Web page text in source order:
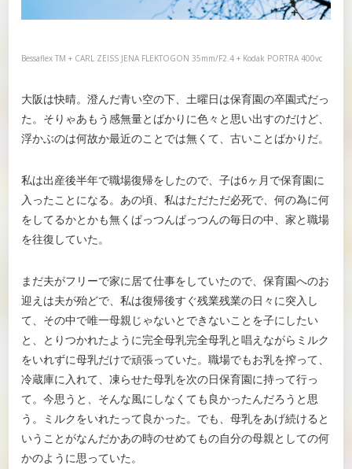
Bessaflex TM + CARL ZEISS JENA FLEKTOGON 35mm/F2.4 + Kodak PORTRA 400vc
大阪は快晴。澄んだ青い空の下、土曜日は保育園の卒園式だっ
た。そりゃあもう感無量とばかりに色々と思い出すのだけど、
浮かぶのは何故か最近のことでは無くて、古いことばかりだ。
私は出産後半年で職場復帰をしたので、子は6ヶ月で保育園に
入ったことになる。あの頃、私はただただ必死で、何の為に何
をしてるかとかも無くぱっつんぱっつんの毎日の中、家と職場
を往復していた。
まだ夫がフリーで家に居て仕事をしていたので、保育園へのお
迎えは夫が殆どで、私は復帰後すぐ残業残業の日々に突入し
て、その中で唯一母親じゃないとできないことを子にしたい
と、とりつかれたように完全母乳完全母乳と唱えながらミルク
をいれずに母乳だけで頑張っていた。職場でもお乳を搾って、
冷蔵庫に入れて、凍らせた母乳を次の日保育園に持って行っ
て。今思うと、そんな風にしなくても良かったんだろうと思
う。ミルクをいれたって良かった。でも、母乳をあげ続けると
いうことがなんだかあの時のせめてもの自分の母親としての何
かのように思っていた。